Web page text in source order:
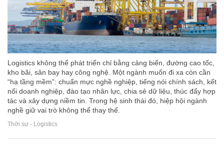
Logistics không thể phát triển chỉ bằng cảng biển, đường cao tốc,
kho bãi, sân bay hay công nghệ. Một ngành muốn đi xa còn cần
“hạ tầng mềm”: chuẩn mực nghề nghiệp, tiếng nói chính sách, kết
nối doanh nghiệp, đào tạo nhân lực, chia sẻ dữ liệu, thúc đẩy hợp
tác và xây dựng niềm tin. Trong hệ sinh thái đó, hiệp hội ngành
nghề giữ vai trò không thể thay thế.
Thời sự - Logistics